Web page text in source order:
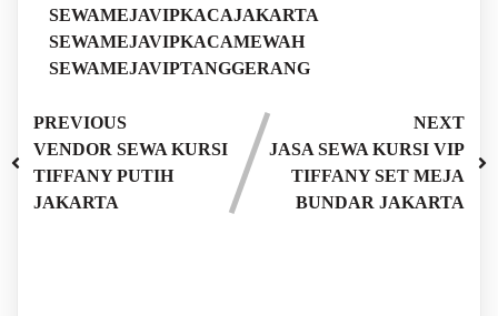
SEWAMEJAVIPKACAJAKARTA
SEWAMEJAVIPKACAMEWAH
SEWAMEJAVIPTANGGERANG
PREVIOUS
VENDOR SEWA KURSI
TIFFANY PUTIH
JAKARTA
NEXT
JASA SEWA KURSI VIP
TIFFANY SET MEJA
BUNDAR JAKARTA